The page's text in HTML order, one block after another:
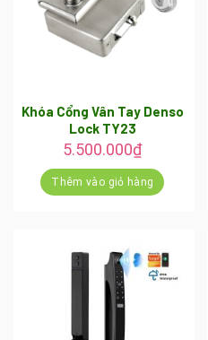
Khóa Cổng Vân Tay Denso
Lock TY23
5.500.000₫
Thêm vào giỏ hàng